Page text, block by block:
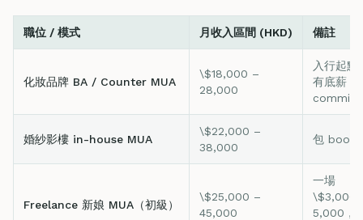
職位 / 模式 月收入區間 (HKD) 備註
化妝品牌 BA / Counter MUA
\$18,000 –
28,000
入行起點
有底薪 +
婚紗影樓 in-house MUA
\$22,000 –
38,000
包
Freelance 新娘 MUA（初級）
\$25,000 –
45,000
一場
\$3,000–
5,000，